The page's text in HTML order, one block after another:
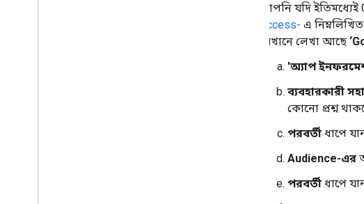
আপনি যদি
Access- এ
যেখানে লেখা আছে
'অ্যাপ
ব্যবহারকারী
কোনো প্রশ্ন
পরবর্তী ধাপে
Audience-এর
পরবর্তী ধাপে